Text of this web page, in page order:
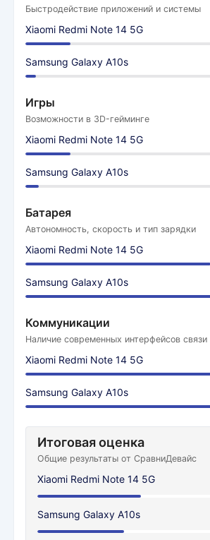
Быстродействие приложений и системы
Xiaomi Redmi Note 14 5G
Samsung Galaxy A10s
Игры
Возможности в 3D-гейминге
Xiaomi Redmi Note 14 5G
Samsung Galaxy A10s
Батарея
Автономность, скорость и тип зарядки
Xiaomi Redmi Note 14 5G
Samsung Galaxy A10s
Коммуникации
Наличие современных интерфейсов связи
Xiaomi Redmi Note 14 5G
Samsung Galaxy A10s
Итоговая оценка
Общие результаты от СравниДевайс
Xiaomi Redmi Note 14 5G
Samsung Galaxy A10s